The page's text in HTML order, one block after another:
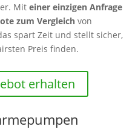
Mit einer einzigen Anfrage
zum Vergleich von
spart Zeit und stellt sicher,
Preis finden.
erhalten